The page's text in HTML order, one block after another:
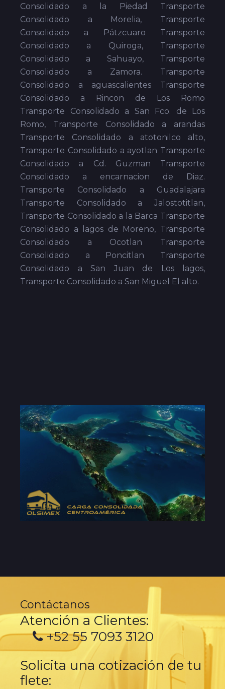
Consolidado a la Piedad Transporte
Consolidado a Morelia, Transporte
Consolidado a Pátzcuaro Transporte
Consolidado a Quiroga, Transporte
Consolidado a Sahuayo, Transporte
Consolidado a Zamora. Transporte
Consolidado a aguascalientes Transporte
Consolidado a Rincon de Los Romo
Transporte Consolidado a San Fco. de Los
Romo, Transporte Consolidado a arandas
Transporte Consolidado a atotonilco alto,
Transporte Consolidado a ayotlan Transporte
Consolidado a Cd. Guzman Transporte
Consolidado a encarnacion de Diaz.
Transporte Consolidado a Guadalajara
Transporte Consolidado a Jalostotitlan,
Transporte Consolidado a la Barca Transporte
Consolidado a lagos de Moreno, Transporte
Consolidado a Ocotlan Transporte
Consolidado a Poncitlan Transporte
Consolidado a San Juan de Los lagos,
Transporte Consolidado a San Miguel El alto.
Contáctanos
Atención a Clientes:
+52 55 7093 3120
Solicita una cotización de tu
flete: